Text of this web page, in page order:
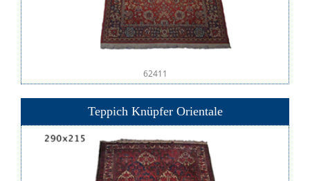
62411
Teppich Knüpfer Orientale